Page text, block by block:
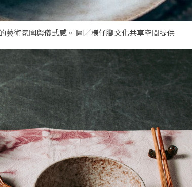
藝術氛圍與儀式感。 圖／檨仔腳文化共享空間提供